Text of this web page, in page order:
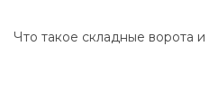
Что такое складные ворота